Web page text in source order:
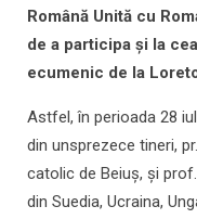
Română Unită cu
de a participa și la
ecumenic de la
Astfel, în perioada 28
din unsprezece tineri,
catolic de Beiuș, și
din Suedia, Ucraina,